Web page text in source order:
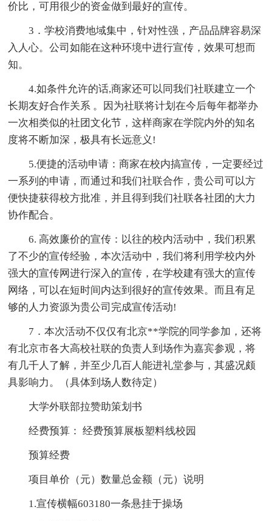
价比，可用很少的资金做到最好的宣传。
3．学校消费地域集中，针对性强，产品品牌容易深
入人心。公司如能在这种环境中进行宣传，效果可想而
知。
4.如条件允许的话,商家还可以同我们社联建立一个
长期友好合作关系 。因为社联将计划在今后每年都举办
一次相类似的社团文化节，这样商家在学院内外的知名
度将不断加深，极具有长远意义!
5.便捷的活动申请：商家在校内搞宣传，一定要经过
一系列的申请，而通过和我们社联合作，贵公司可以方
便快捷获得校方批准，并且得到我们社联各社团的大力
协作配合。
6. 高效廉价的宣传：以往的校内活动中，我们积累
了不少的宣传经验，本次活动中，我们将利用学校内外
强大的宣传网进行深入的宣传，在学校建有强大的宣传
网络，可以在短时间内达到很好的宣传效果。而且有足
够的人力资源为贵公司完成宣传活动!
7．本次活动不仅仅有北京**学院的同学参加，还将
有北京市各大高校社联的负责人到场作为嘉宾参观，将
有几千人了解，并至少几百人能进礼堂参与，其盛况颇
具影响力。（具体到场人数待定）
大学外联部拉赞助策划书
经费预算： 经费预算展板塑料线校园
预算经费
项目单价（元）数量总金额（元）说明
1.宣传横幅603180一条悬挂于操场